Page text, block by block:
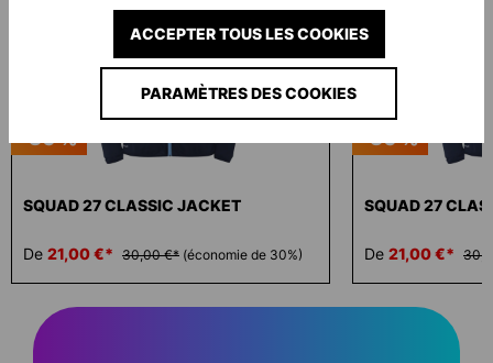
-30 %
SQUAD 27 CLASSIC JACKET
De 21,00 €* 30,00 €* (économie de 30%)
-30 %
SQUAD 27
De 21,00 €*
PARAMÈTRES DES COOKIES
ACCEPTER TOUS LES COOKIES